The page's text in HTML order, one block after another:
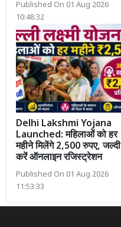
Published On 01 Aug 2026
10:48:32
Delhi Lakshmi Yojana
Launched: महिलाओं को हर
महीने मिलेंगे 2,500 रुपए, जल्दी
करें ऑनलाइन रजिस्ट्रेशन
Published On 01 Aug 2026
11:53:33